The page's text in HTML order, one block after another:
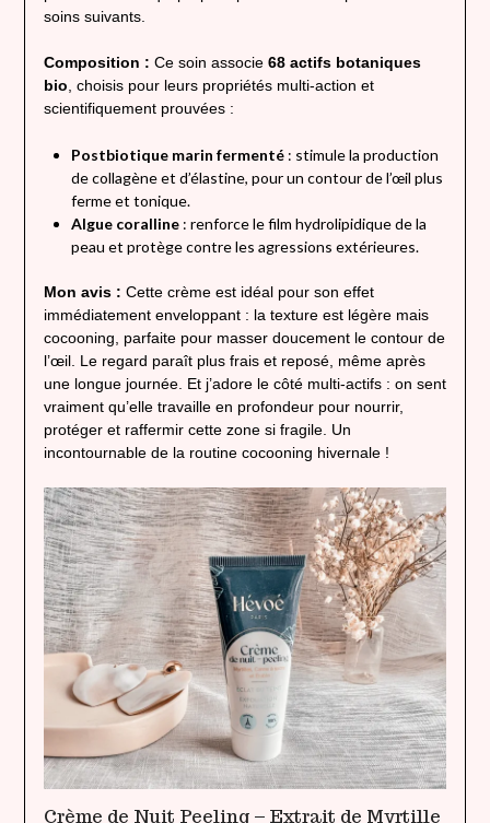
soins suivants.
Composition : Ce soin associe 68 actifs botaniques
bio , choisis pour leurs propriétés multi-action et
scientifiquement prouvées :
Postbiotique marin fermenté: stimule la production
de collagène et d’élastine, pour un contour de l’œil plus
ferme et tonique.
Algue coralline: renforce le film hydrolipidique de la
peau et protège contre les agressions extérieures.
Mon avis : Cette crème est idéal pour son effet
immédiatement enveloppant : la texture est légère mais
cocooning, parfaite pour masser doucement le contour de
l’œil. Le regard paraît plus frais et reposé, même après
une longue journée. Et j’adore le côté multi-actifs : on sent
vraiment qu’elle travaille en profondeur pour nourrir,
protéger et raffermir cette zone si fragile. Un
incontournable de la routine cocooning hivernale !
Crème de Nuit Peeling – Extrait de Myrtille